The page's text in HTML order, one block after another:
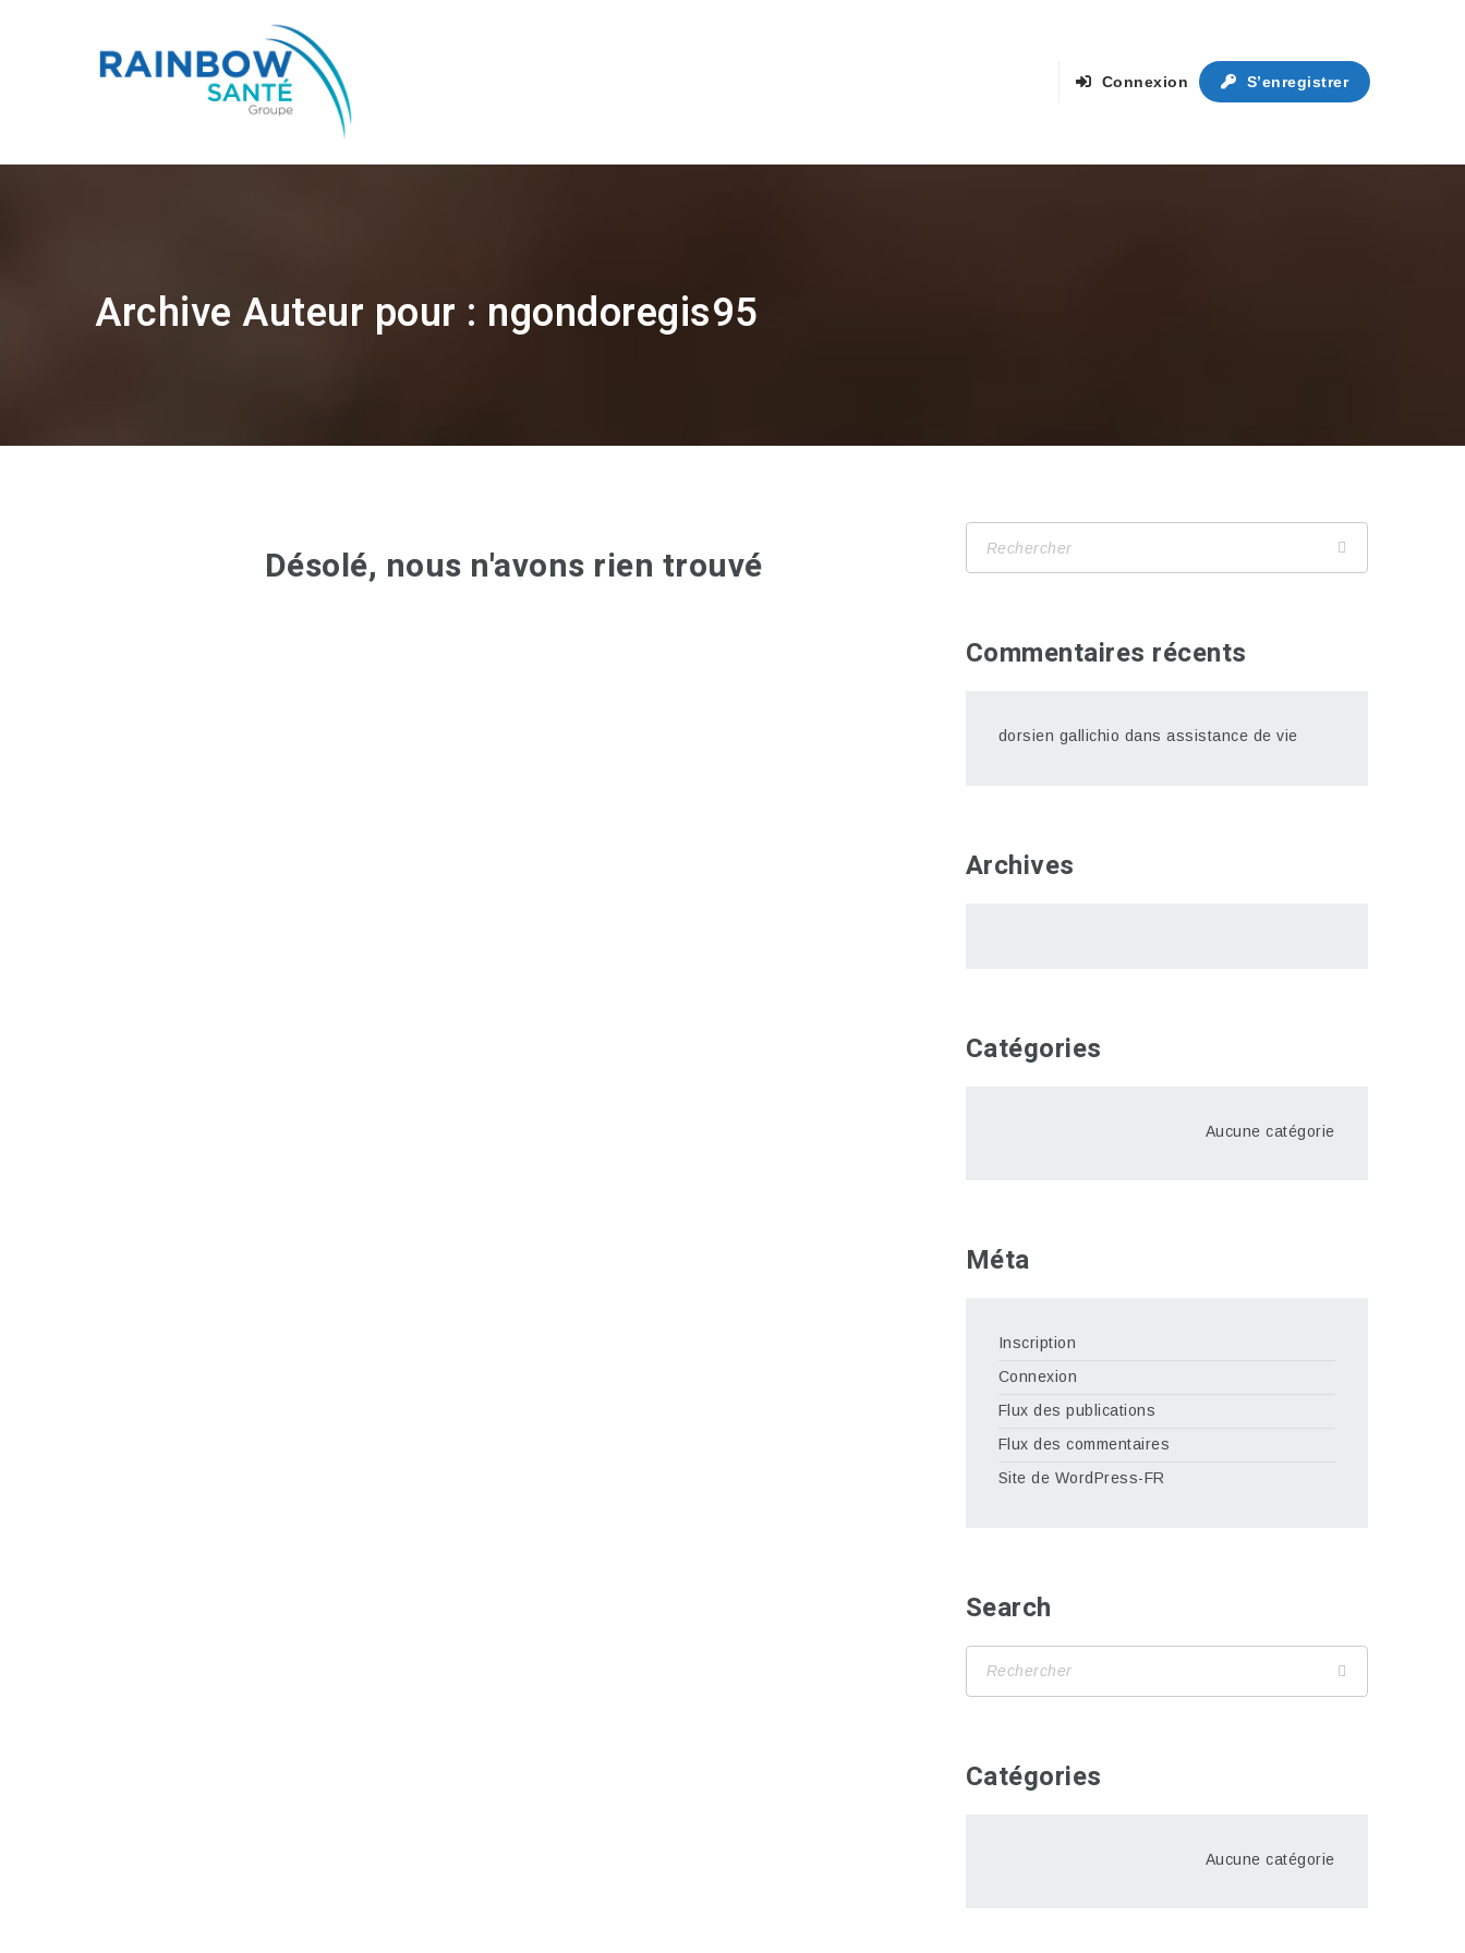
Connexion S’enregistrer
Archive Auteur pour : ngondoregis95
Désolé, nous n'avons rien trouvé
Commentaires récents
dorsien gallichio dansassistance de vie
Archives
Catégories
Aucune catégorie
Méta
Inscription
Connexion
Flux des publications
Flux des commentaires
Site de WordPress-FR
Search
Catégories
Aucune catégorie